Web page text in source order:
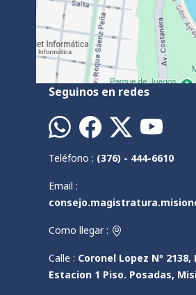
Seguinos en redes
Teléfono : (376) - 444-6610
Email :
Como llegar :
Calle : Coronel Lopez Nº 2138,
Estacion 1 Piso. Posadas,